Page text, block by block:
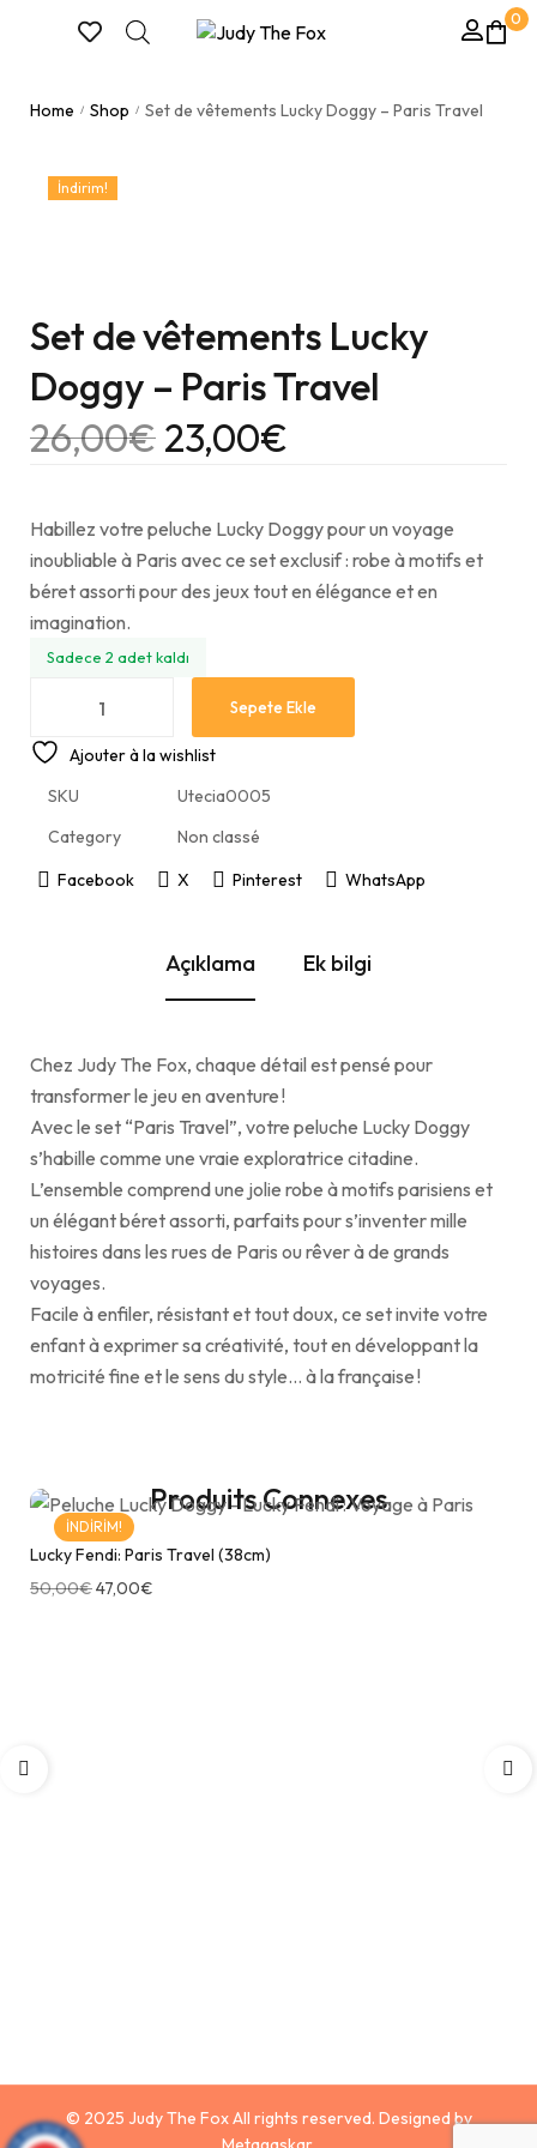
0
Home / Shop / Set de vêtements Lucky Doggy – Paris Travel
İndirim!
Set de vêtements Lucky
Doggy – Paris Travel
26,00€ 23,00€
Habillez votre peluche Lucky Doggy pour un voyage
inoubliable à Paris avec ce set exclusif : robe à motifs et
béret assorti pour des jeux tout en élégance et en
imagination.
Sadece 2 adet kaldı
Sepete Ekle
Ajouter à la wishlist
SKU
Utecia0005
Category
Non classé
Facebook
X Pinterest WhatsApp
Açıklama Ek bilgi
Chez Judy The Fox, chaque détail est pensé pour
transformer le jeu en aventure !
Avec le set “Paris Travel”, votre peluche Lucky Doggy
s’habille comme une vraie exploratrice citadine.
L’ensemble comprend une jolie robe à motifs parisiens et
un élégant béret assorti, parfaits pour s’inventer mille
histoires dans les rues de Paris ou rêver à de grands
voyages.
Facile à enfiler, résistant et tout doux, ce set invite votre
enfant à exprimer sa créativité, tout en développant la
motricité fine et le sens du style… à la française !
Produits Connexes
İNDIRIM!
Lucky Fendi: Paris Travel (38cm)
50,00€47,00€
© 2025 Judy The Fox All rights reserved. Designed by